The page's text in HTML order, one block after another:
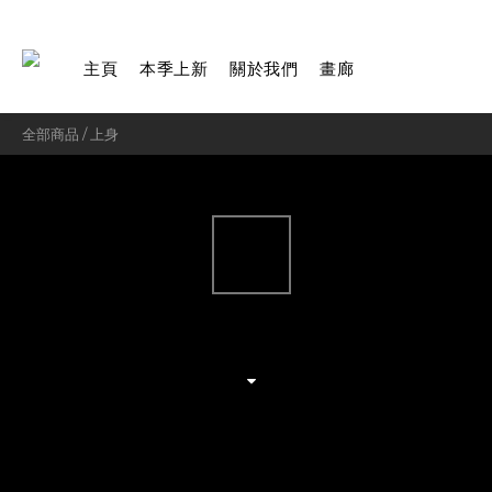
主頁 本季上新 關於我們 畫廊
全部商品 / 上身